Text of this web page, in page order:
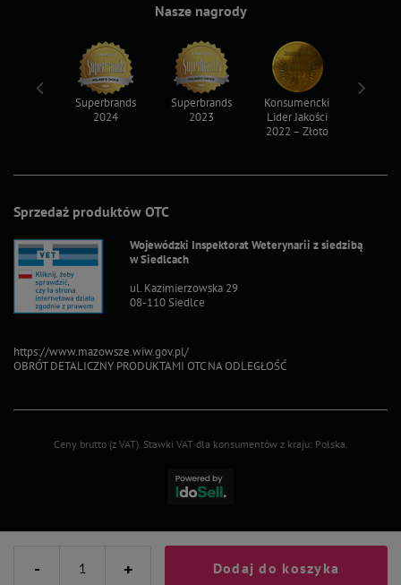
- + Dodaj do koszyka
Sprzedaż produktów OTC
Wojewódzki Inspektorat Weterynarii z siedzibą
w Siedlcach
ul. Kazimierzowska 29
08-110 Siedlce
https://www.mazowsze.wiw.gov.pl/
OBRÓT DETALICZNY PRODUKTAMI OTC NA ODLEGŁOŚĆ
Nasze nagrody
Superbrands
2024
Superbrands
2023
Konsumencki
Lider Jakości
2022 – Złoto
Ceny brutto (z VAT). Stawki VAT dla konsumentów z kraju: Polska